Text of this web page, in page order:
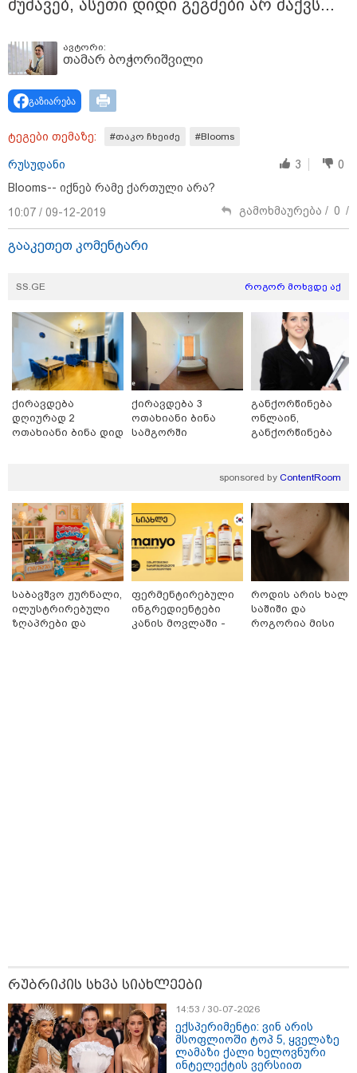
იქნება როგორც საცალო, ასევე
კატეგორიის ყველა სიახლე
კატეგორიები
6
აგვისტო
პროგნოზი
მოიმატებს მოტივაცია და აქტიური მოქმედების სურვილი.
კარგი დროა იმ საქმეების წამოსაწყებად, რომლებიც დიდ
ძალისხმევასა და ინიციატივას მოითხოვს. თავდაჯერებულობა
და პოზიტიური განწყობა დაგეხმარებათ, რომ დასახულ
სამართალი
მუ­შა­ვებ, ასე­თი დიდი გეგ­მე­ბი არ მაქვს...
ავტორი:
თამარ ბოჭორიშვილი
გაზიარება
ტეგები თემაზე: #თაკო ჩხეიძე #Blooms
რუსუდანი 3
0
Blooms-- იქნებ რამე ქართული არა?
10:07 / 09-12-2019
გამოხმაურება / 0 /
გააკეთეთ კომენტარი
SS.GE როგორ მოხვდე აქ
ქირავდება
დღიურად 2
ოთახიანი ბინა დიდ
ქირავდება 3
ოთახიანი ბინა
სამგორში
განქორწინება
ონლაინ,
განქორწინება
ჩამოსვლის
sponsored by ContentRoom
საბავშვო ჟურნალი,
ილუსტრირებული
ზღაპრები და
ფერმენტირებული
ინგრედიენტები
კანის მოვლაში -
როდის არის ხალი
საშიში და
როგორია მისი
რუბრიკის სხვა სიახლეები
14:53 / 30-07-2026
ექსპერიმენტი: ვინ არის
მსოფლიოში ტოპ 5, ყველაზე
ლამაზი ქალი ხელოვნური
ინტელექტის ვერსიით